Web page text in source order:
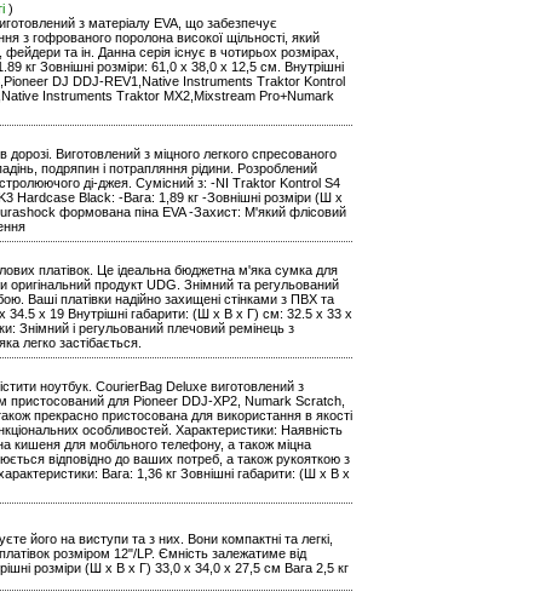
)
з матеріалу EVA, що забезпечує
з гофрованого поролона високої щільності, який
та ін. Данна серія існує в чотирьох розмірах,
кг Зовнішні розміри: 61,0 x 38,0 x 12,5 см. Внутрішні
DJ DDJ-REV1,Native Instruments Traktor Kontrol
Instruments Traktor MX2,Mixstream Pro+Numark
Виготовлений з міцного легкого спресованого
подряпин і потрапляння рідини. Розроблений
ді-джея. Сумісний з: -NI Traktor Kontrol S4
Hardcase Black: -Вага: 1,89 кг -Зовнішні розміри (Ш х
формована піна EVA -Захист: М'який флісовий
платівок. Це ідеальна бюджетна м'яка сумка для
оригінальний продукт UDG. Знімний та регульований
Ваші платівки надійно захищені стінками з ПВХ та
34.5 x 19 Внутрішні габарити: (Ш х В х Г) см: 32.5 x 33 x
Знімний і регульований плечовий ремінець з
легко застібається.
ноутбук. CourierBag Deluxe виготовлений з
пристосований для Pioneer DDJ-XP2, Numark Scratch,
прекрасно пристосована для використання в якості
особливостей. Характеристики: Наявність
кишеня для мобільного телефону, а також міцна
відповідно до ваших потреб, а також рукояткою з
Вага: 1,36 кг Зовнішні габарити: (Ш x В x
його на виступи та з них. Вони компактні та легкі,
розміром 12"/LP. Ємність залежатиме від
розміри (Ш x В x Г) 33,0 x 34,0 x 27,5 см Вага 2,5 кг